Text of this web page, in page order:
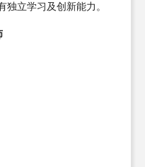
独立学习及创新能力。